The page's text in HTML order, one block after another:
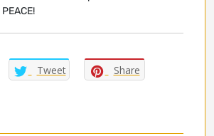
Tweet Share